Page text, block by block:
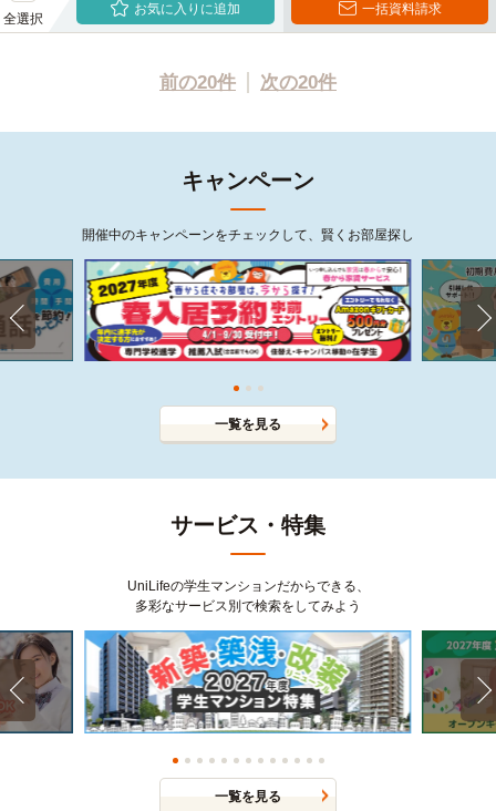
全選択
お気に入りに追加 一括資料請求
前の20件 次の20件
キャンペーン
開催中のキャンペーンをチェックして、賢くお部屋探し
一覧を見る
サービス・特集
UniLifeの学生マンションだからできる、
多彩なサービス別で検索をしてみよう
一覧を見る